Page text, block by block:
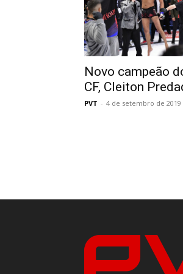
Novo campeão
CF, Cleiton
PVT - 4 de setembro de 2019